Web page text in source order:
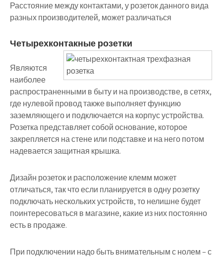
Расстояние между контактами, у розеток данного вида
разных производителей, может различаться
Четырехконтакные розетки
Являются
наиболее
распространенными в быту и на производстве, в сетях,
где нулевой провод также выполняет функцию
заземляющего и подключается на корпус устройства.
Розетка представляет собой основание, которое
закрепляется на стене или подставке и на него потом
надевается защитная крышка.
Дизайн розеток и расположение клемм может
отличаться, так что если планируется в одну розетку
подключать нескольких устройств, то нелишне будет
поинтересоваться в магазине, какие из них постоянно
есть в продаже.
При подключении надо быть внимательным с нолем – с